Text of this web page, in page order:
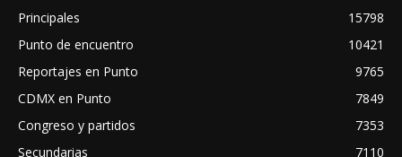
Principales
15798
Punto de encuentro
10421
Reportajes en Punto
9765
CDMX en Punto
7849
Congreso y partidos
7353
Secundarias
7110